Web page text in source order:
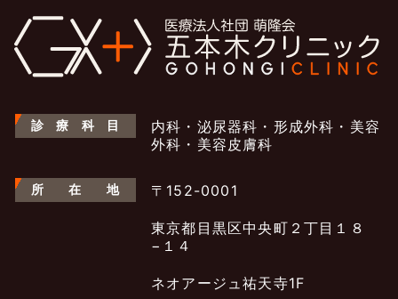
診 療 科 目
内科・泌尿器科・形成外科・美容
外科・美容皮膚科
所 在 地 〒152-0001
東京都目黒区中央町２丁目１８
−１４
ネオアージュ祐天寺1F